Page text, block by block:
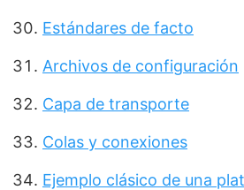
Estándares de facto
Archivos de configuración
Capa de transporte
Colas y conexiones
Ejemplo clásico de una